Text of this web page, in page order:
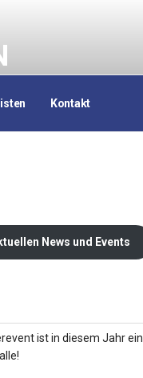
Kontakt
News und Events
ist in diesem Jahr ein